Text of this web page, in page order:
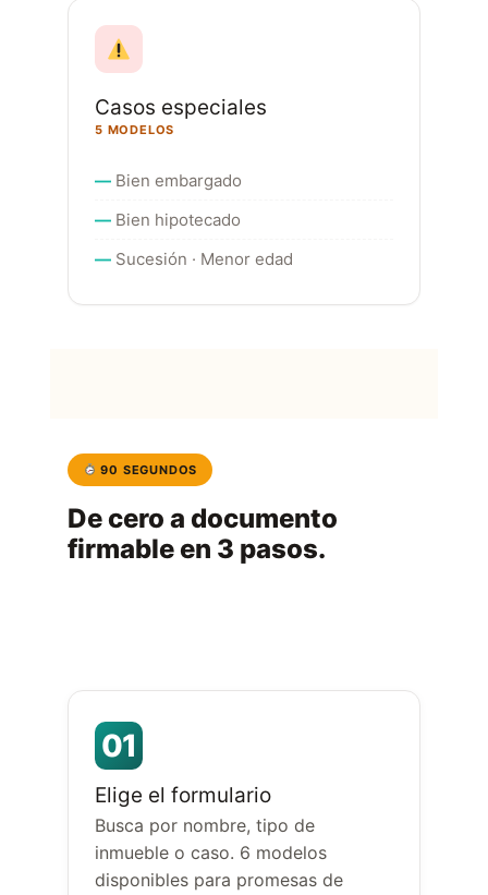
Casos especiales
5 MODELOS
Bien embargado
Bien hipotecado
Sucesión · Menor edad
90 SEGUNDOS
De cero a documento
firmable en 3 pasos.
01
Elige el formulario
Busca por nombre, tipo de
inmueble o caso. 6 modelos
disponibles para promesas de